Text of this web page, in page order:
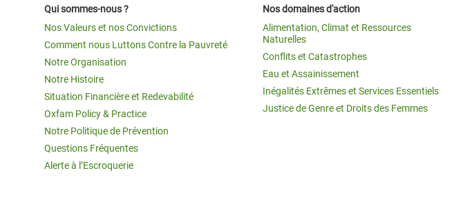
Qui sommes-nous ?
Nos Valeurs et nos Convictions
Comment nous Luttons Contre la Pauvreté
Notre Organisation
Notre Histoire
Situation Financière et Redevabilité
Oxfam Policy & Practice
Notre Politique de Prévention
Questions Fréquentes
Alerte à l’Escroquerie
Nos domaines d'action
Alimentation, Climat et Ressources
Naturelles
Conflits et Catastrophes
Eau et Assainissement
Inégalités Extrêmes et Services Essentiels
Justice de Genre et Droits des Femmes